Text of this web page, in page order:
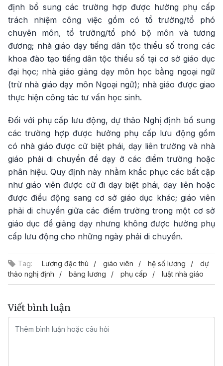
định bổ sung các trường hợp được hưởng phụ cấp
trách nhiệm công việc gồm có tổ trưởng/tổ phó
chuyên môn, tổ trưởng/tổ phó bộ môn và tương
đương; nhà giáo dạy tiếng dân tộc thiểu số trong các
khoa đào tạo tiếng dân tộc thiểu số tại cơ sở giáo dục
đại học; nhà giáo giảng dạy môn học bằng ngoại ngữ
(trừ nhà giáo dạy môn Ngoại ngữ); nhà giáo được giao
thực hiện công tác tư vấn học sinh.
Đối với phụ cấp lưu động, dự thảo Nghị định bổ sung
các trường hợp được hưởng phụ cấp lưu động gồm
có nhà giáo được cử biệt phái, dạy liên trường và nhà
giáo phải di chuyển để dạy ở các điểm trường hoặc
phân hiệu. Quy định này nhằm khắc phục các bất cập
như giáo viên được cử đi dạy biệt phái, dạy liên hoặc
được điều động sang cơ sở giáo dục khác; giáo viên
phải di chuyển giữa các điểm trường trong một cơ sở
giáo dục để giảng dạy nhưng không được hưởng phụ
cấp lưu động cho những ngày phải di chuyển.
Tag: Lương đặc thù giáo viên hệ số lương
dự
thảo nghị định
bảng lương phụ cấp luật nhà giáo
Viết bình luận